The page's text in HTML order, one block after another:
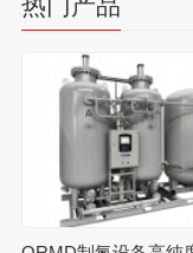
热门产品